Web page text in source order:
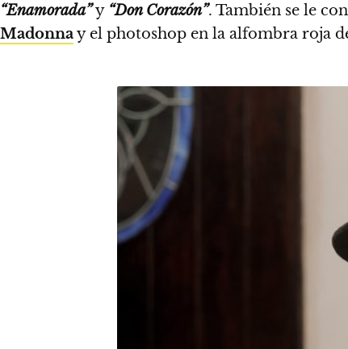
“Enamorada”y “Don Corazón”. También se le
Madonnay el photoshop en la alfombra roja